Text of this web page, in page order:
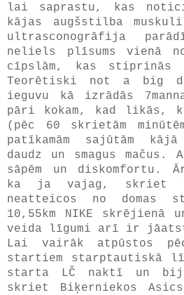
lai saprastu, kas
kājas augšstilba
ultrasconogrāfija
neliels plīsums vienā
cīpslām, kas stiprinās
Teorētiski not a big
ieguvu kā izrādās
pāri kokam, kad likās,
(pēc 60 skrietām
patīkamām sajūtām
daudz un smagus
sāpēm un diskomfortu.
ka ja vajag, skriet
neatteicos no domas
10,55km NIKE skrējienā
veida līgumi arī ir
Lai vairāk atpūstos pēc
startiem starptautiskā
starta LČ naktī un
skriet Biķerniekos